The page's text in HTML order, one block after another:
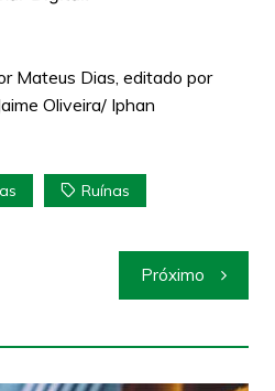
Mateus Dias, editado por
Oliveira/ Iphan
Ruínas
Próximo